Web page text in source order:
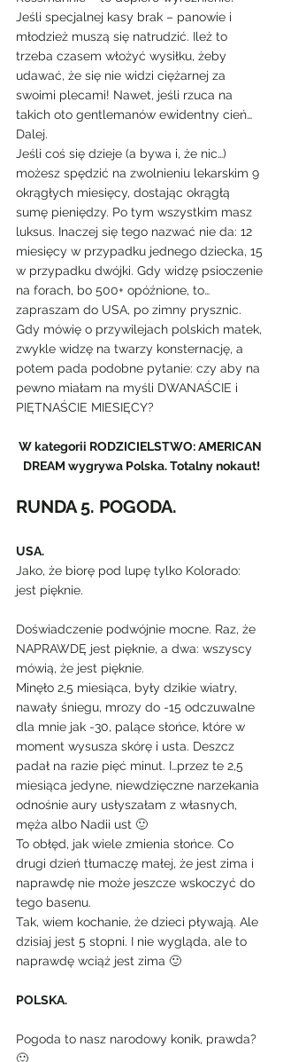
Jeśli specjalnej kasy brak – panowie i
młodzież muszą się natrudzić. Ileż to
trzeba czasem włożyć wysiłku, żeby
udawać, że się nie widzi ciężarnej za
swoimi plecami! Nawet, jeśli rzuca na
takich oto gentlemanów ewidentny cień…
Dalej.
Jeśli coś się dzieje (a bywa i, że nic…)
możesz spędzić na zwolnieniu lekarskim 9
okrągłych miesięcy, dostając okrągłą
sumę pieniędzy. Po tym wszystkim masz
luksus. Inaczej się tego nazwać nie da: 12
miesięcy w przypadku jednego dziecka, 15
w przypadku dwójki. Gdy widzę psioczenie
na forach, bo 500+ opóźnione, to…
zapraszam do USA, po zimny prysznic.
Gdy mówię o przywilejach polskich matek,
zwykle widzę na twarzy konsternację, a
potem pada podobne pytanie: czy aby na
pewno miałam na myśli DWANAŚCIE i
PIĘTNAŚCIE MIESIĘCY?
W kategorii RODZICIELSTWO: AMERICAN
DREAM wygrywa Polska. Totalny nokaut!
RUNDA 5. POGODA.
USA.
Jako, że biorę pod lupę tylko Kolorado:
jest pięknie.
Doświadczenie podwójnie mocne. Raz, że
NAPRAWDĘ jest pięknie, a dwa: wszyscy
mówią, że jest pięknie.
Minęło 2,5 miesiąca, były dzikie wiatry,
nawały śniegu, mrozy do -15 odczuwalne
dla mnie jak -30, palące słońce, które w
moment wysusza skórę i usta. Deszcz
padał na razie pięć minut. I…przez te 2,5
miesiąca jedyne, niewdzięczne narzekania
odnośnie aury usłyszałam z własnych,
męża albo Nadii ust 🙂
To obłęd, jak wiele zmienia słońce. Co
drugi dzień tłumaczę małej, że jest zima i
naprawdę nie może jeszcze wskoczyć do
tego basenu.
Tak, wiem kochanie, że dzieci pływają. Ale
dzisiaj jest 5 stopni. I nie wygląda, ale to
naprawdę wciąż jest zima 🙂
POLSKA.
Pogoda to nasz narodowy konik, prawda?
🙂